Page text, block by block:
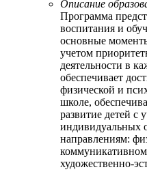
Описание
Программа
воспитания и
основные
учетом
деятельности в
обеспечивает
физической и
школе,
развитие детей с
индивидуальных
направлениям:
художественно-